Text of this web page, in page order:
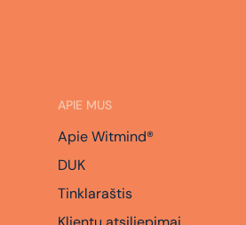
APIE MUS
Apie Witmind®
DUK
Tinklaraštis